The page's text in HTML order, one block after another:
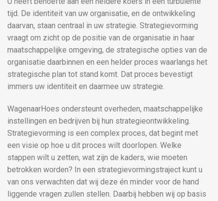
tijd. De identiteit van uw organisatie, en de ontwikkeling
daarvan, staan centraal in uw strategie. Strategievorming
vraagt om zicht op de positie van de organisatie in haar
maatschappelijke omgeving, de strategische opties van de
organisatie daarbinnen en een helder proces waarlangs het
strategische plan tot stand komt. Dat proces bevestigt
immers uw identiteit en daarmee uw strategie.
WagenaarHoes ondersteunt overheden, maatschappelijke
instellingen en bedrijven bij hun strategieontwikkeling.
Strategievorming is een complex proces, dat begint met
een visie op hoe u dit proces wilt doorlopen. Welke
stappen wilt u zetten, wat zijn de kaders, wie moeten
betrokken worden? In een strategievormingstraject kunt u
van ons verwachten dat wij deze én minder voor de hand
liggende vragen zullen stellen. Daarbij hebben wij op basis